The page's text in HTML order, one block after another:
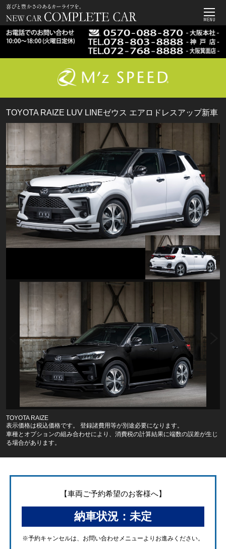
MENU
TOYOTA RAIZE LUV LINEゼウス エアロドレスアップ新車
TOYOTA RAIZE
表示価格は税込価格です。 登録諸費用等が別途必要になります。
車種とオプションの組み合わせにより、消費税の計算結果に端数の誤差が生じ
る場合があります。
【車両ご予約希望のお客様へ】
納車状況：未定
※予約キャンセルは、 お問い合わせメニューよりお進みください。